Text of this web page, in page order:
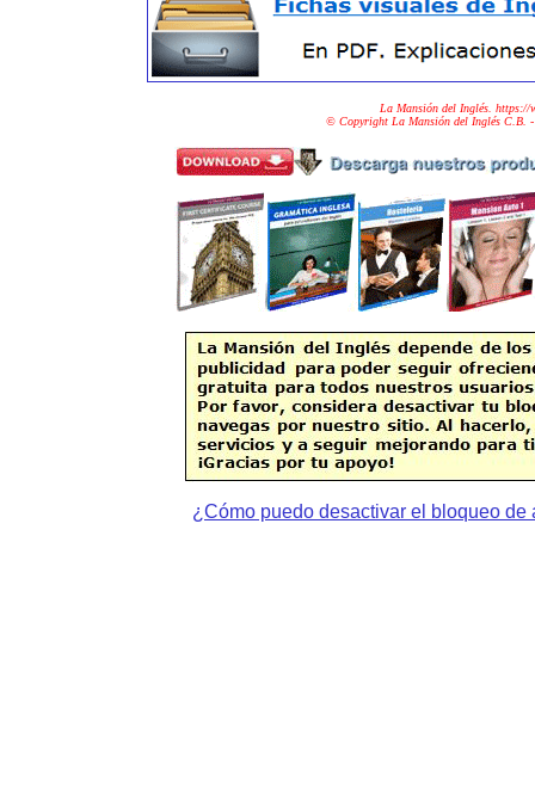
La Mansión del Inglés. https://
© Copyright La Mansión del Inglés C.B. -
¿Cómo puedo desactivar el bloqueo